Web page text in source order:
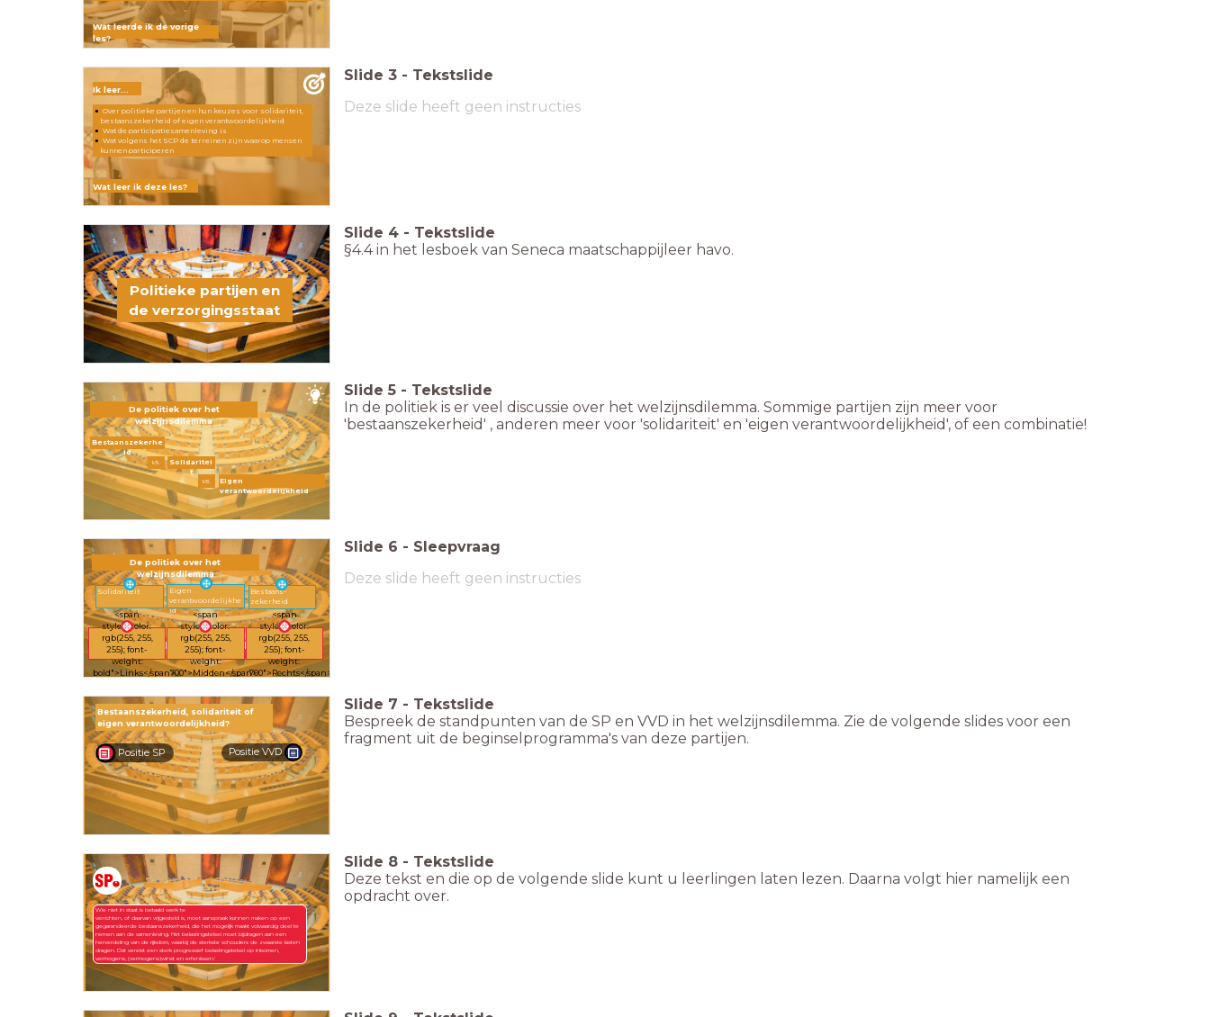
Wat leerde ik de vorige
les?
Wat leer ik deze les?
Ik leer...
Over politieke partijen en hun keuzes voor solidariteit,
bestaanszekerheid of eigen verantwoordelijkheid
Wat de participatiesamenleving is
Wat volgens het SCP de terreinen zijn waarop mensen
kunnen participeren
Slide 3 - Tekstslide
Deze slide heeft geen instructies
Politieke partijen en
de verzorgingsstaat
Slide 4 - Tekstslide
§4.4 in het lesboek van Seneca maatschappijleer havo.
Bestaanszekerhe
id
De politiek over het
welzijnsdilemma
Eigen
verantwoordelijkheid
vs.
Solidaritei
t
vs.
Slide 5 - Tekstslide
In de politiek is er veel discussie over het welzijnsdilemma. Sommige partijen zijn meer voor
'bestaanszekerheid' , anderen meer voor 'solidariteit' en 'eigen verantwoordelijkheid', of een combinatie!
De politiek over het
welzijnsdilemma
<span
style="color:
rgb(255, 255,
255); font-
weight:
bold">Links</span>
<span
style="color:
rgb(255, 255,
255); font-
weight:
700">Midden</span>
<span
style="color:
rgb(255, 255,
255); font-
weight:
700">Rechts</span>
Bestaans-
zekerheid
Eigen
verantwoordelijkhe
id
Solidariteit
Slide 6 - Sleepvraag
Deze slide heeft geen instructies
Bestaanszekerheid, solidariteit of
eigen verantwoordelijkheid?
Positie SP Positie VVD
Slide 7 - Tekstslide
Bespreek de standpunten van de SP en VVD in het welzijnsdilemma. Zie de volgende slides voor een
fragment uit de beginselprogramma's van deze partijen.
Wie niet in staat is betaald werk te
verrichten, of daarvan vrijgesteld is, moet aanspraak kunnen maken op een
gegarandeerde bestaanszekerheid, die het mogelijk maakt volwaardig deel te
nemen aan de samenleving. Het belastingstelsel moet bijdragen aan een
herverdeling van de rijkdom, waarbij de sterkste schouders de zwaarste lasten
dragen. Dat vereist een sterk progressief belastingstelsel op inkomen,
vermogens, (vermogens)winst en erfenissen.’
Slide 8 - Tekstslide
Deze tekst en die op de volgende slide kunt u leerlingen laten lezen. Daarna volgt hier namelijk een
opdracht over.